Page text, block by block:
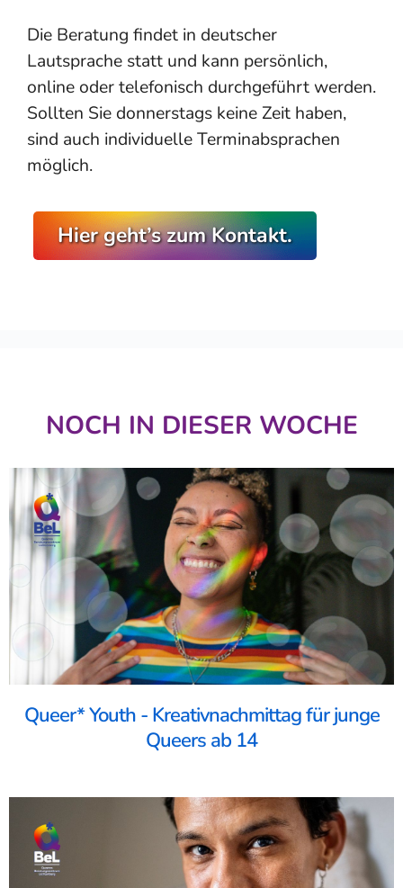
Die Beratung findet in deutscher
Lautsprache statt und kann persönlich,
online oder telefonisch durchgeführt werden.
Sollten Sie donnerstags keine Zeit haben,
sind auch individuelle Terminabsprachen
möglich.
Hier geht’s zum Kontakt.
NOCH IN DIESER WOCHE
Queer* Youth - Kreativnachmittag für junge
Queers ab 14